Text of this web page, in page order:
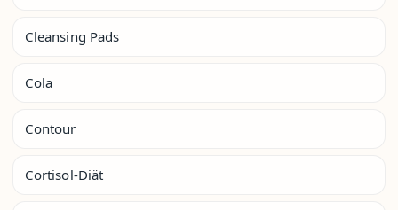
Cleansing Pads
Cola
Contour
Cortisol-Diät